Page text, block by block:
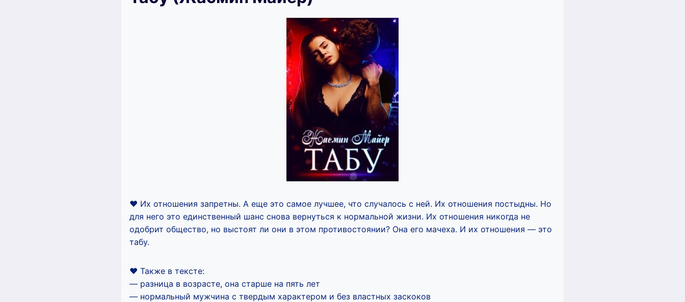
♥ Их отношения запретны. А еще это самое лучшее, что случалось с ней. Их отношения постыдны. Но
для него это единственный шанс снова вернуться к нормальной жизни. Их отношения никогда не
одобрит общество, но выстоят ли они в этом противостоянии? Она его мачеха. И их отношения — это
табу.
♥ Также в тексте:
— разница в возрасте, она старше на пять лет
— нормальный мужчина с твердым характером и без властных заскоков